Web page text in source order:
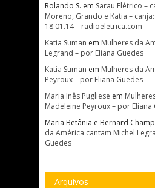
Rolando S. em Sarau Elétrico –
Moreno, Grando e Katia –
18.01.14 – radioeletrica.com
Katia Suman em Mulheres da
Legrand – por Eliana Guedes
Katia Suman em Mulheres da
Peyroux – por Eliana Guedes
Maria Inês Pugliese em
Madeleine Peyroux – por Eliana
Maria Betânia e Bernard
da América cantam Michel
Guedes
Arquivos